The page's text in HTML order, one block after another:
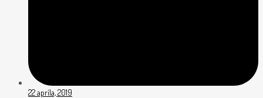
22 apríla, 2019